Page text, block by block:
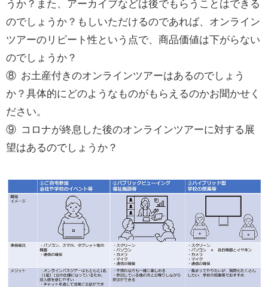
うか？また、アーカイブなどは後でもらうことはできる
のでしょうか？もしいただけるのであれば、オンライン
ツアーのリピート性という点で、商品価値は下がらない
のでしょうか？
⑧ お土産付きのオンラインツアーはあるのでしょう
か？具体的にどのようなものがもらえるのかお聞かせく
ださい。
⑨ コロナが終息した後のオンラインツアーに対する展
望はあるのでしょうか？